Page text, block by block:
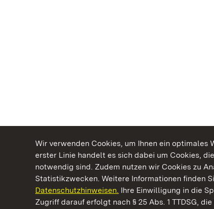
Wir verwenden Cookies, um Ihnen ein optimales
erster Linie handelt es sich dabei um Cookies,
notwendig sind. Zudem nutzen wir Cookies zu
Statistikzwecken. Weitere Informationen finden
Datenschutzhinweisen. Ihre Einwilligung in die
Zugriff darauf erfolgt nach § 25 Abs. 1 TTDSG,
Kommen. Staunen. Genießen.